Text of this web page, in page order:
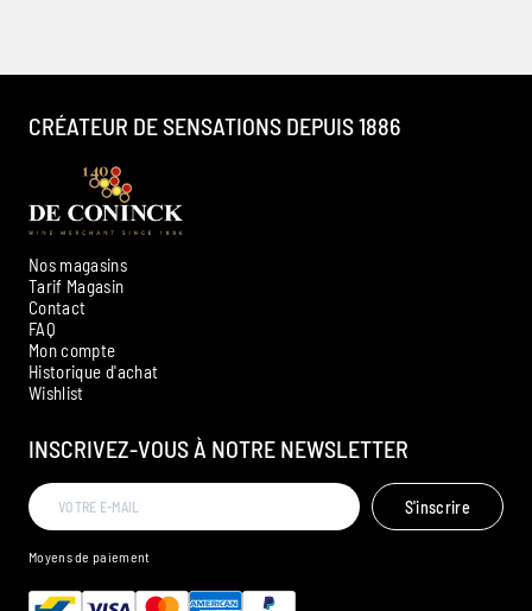
Nos magasins
Tarif Magasin
Contact
FAQ
Mon compte
Historique d'achat
Wishlist
INSCRIVEZ-VOUS À NOTRE NEWSLETTER
S'inscrire
CRÉATEUR DE SENSATIONS DEPUIS 1886
Moyens de paiement
Ambroise, Votre sommelier